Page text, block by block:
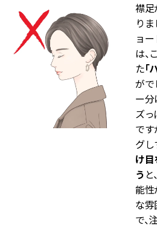
襟足
り
ョ
は、
た「
がで
ー分
ズ
です
グし
け
う
能性
な
で、